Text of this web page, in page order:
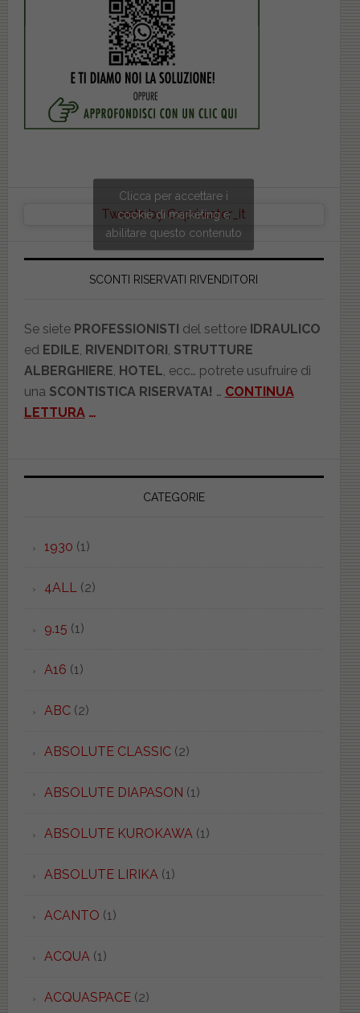
Tweets by Copriwater_it
Clicca per accettare i
cookie di marketing e
abilitare questo contenuto
SCONTI RISERVATI RIVENDITORI
Se siete PROFESSIONISTI del settore IDRAULICO
ed EDILE, RIVENDITORI , STRUTTURE
ALBERGHIERE, HOTEL, ecc… potrete usufruire di
una SCONTISTICA RISERVATA! … CONTINUA
LETTURA…
CATEGORIE
1930 (1)
4ALL(2)
9.15 (1)
A16 (1)
ABC(2)
ABSOLUTE CLASSIC(2)
ABSOLUTE DIAPASON (1)
ABSOLUTE KUROKAWA(1)
ABSOLUTE LIRIKA(1)
ACANTO (1)
ACQUA(1)
ACQUASPACE(2)